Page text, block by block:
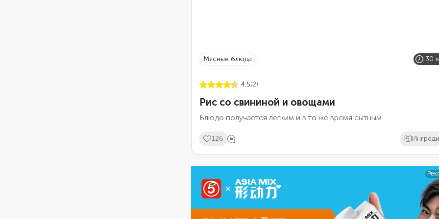
мясные блюда 30
4.5(2)
Рис со свининой и овощами
Блюдо получается лёгким и в то же время сытным.
126